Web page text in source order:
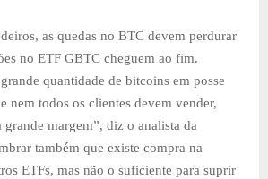
as quedas no BTC devem perdurar
no ETF GBTC cheguem ao fim.
quantidade de bitcoins em posse
nem todos os clientes devem vender,
grande margem”, diz o analista da
também que existe compra na
ETFs, mas não o suficiente para suprir